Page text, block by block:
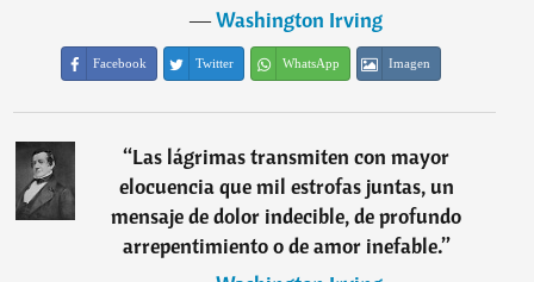
―Washington Irving
Facebook Twitter WhatsApp Imagen
“Las lágrimas transmiten con mayor
elocuencia que mil estrofas juntas, un
mensaje de dolor indecible, de profundo
arrepentimiento o de amor inefable.”